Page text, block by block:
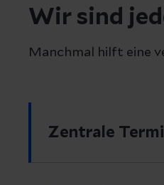
Wir sind
Manchmal hilft eine
Zentrale